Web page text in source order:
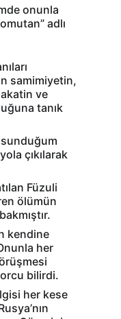
onunla
adlı
samimiyetin,
ve
tanık
sunduğum
çıkılarak
Füzuli
ölümün
kendine
her
bilirdi.
her kese